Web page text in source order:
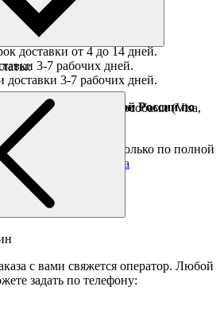
доставки по России
доставки от 4 до 14 дней.
3-7 рабочих дней.
доставки 3-7 рабочих дней.
Почтой России по
популярными способами (Visa,
по России только по полной
в разделе
оплата
с вами свяжется оператор. Любой
задать по телефону: